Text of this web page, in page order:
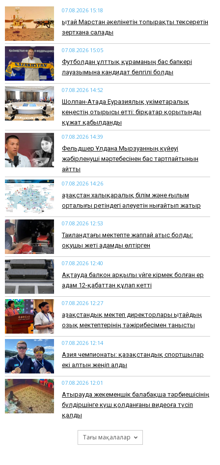
07.08.2026 15:18
Қытай Марстан әкелінетін топырақты тексеретін
зертхана салады
07.08.2026 15:05
Футболдан ұлттық құраманың бас бапкері
лауазымына кандидат белгілі болды
07.08.2026 14:52
Шолпан-Атада Еуразиялық үкіметаралық
кеңестің отырысы өтті: бірқатар қорытынды
құжат қабылданды
07.08.2026 14:39
Фельдшер Ұлдана Мырзуанның күйеуі
жәбірленуші мәртебесінен бас тартпайтынын
айтты
07.08.2026 14:26
Қазақстан халықаралық білім және ғылым
орталығы ретіндегі әлеуетін нығайтып жатыр
07.08.2026 12:53
Таиландтағы мектепте жаппай атыс болды:
оқушы жеті адамды өлтірген
07.08.2026 12:40
Ақтауда балкон арқылы үйге кірмек болған ер
адам 12-қабаттан құлап кетті
07.08.2026 12:27
Қазақстандық мектеп директорлары Қытайдың
озық мектептерінің тәжірибесімен танысты
07.08.2026 12:14
Азия чемпионаты: қазақстандық спортшылар
екі алтын жеңіп алды
07.08.2026 12:01
Атырауда жекеменшік балабақша тәрбиешісінің
бүлдіршінге күш қолданғаны видеоға түсіп
қалды
Тағы мақалалар